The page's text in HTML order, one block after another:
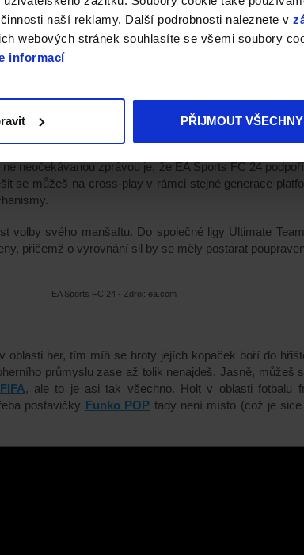
naší reklamy. Další podrobnosti naleznete v
webových stránek souhlasíte se všemi soubory
informací
PŘIJMOUT VŠECHNY
multiplayer
nabídne hráčům českou lokalizaci a EA Sports FC
neočekávanou zprávou je, že EA Sports FC 24 podpoří
se můžeš na cross-play v rámci stejné generace
volby svého manšaftu. Do společné ligy Ultimate
přičemž o vyrovnání sil by se měly postarat
EA Sports FC 24 - Zdroj: ea.com
oblasti her, tím míň se hroty jejích kopaček boří do
průmyslu zase až tolik nenajdeš. Jasně, můžeš
, ale to je asi tak všechno. Holt v oblasti fotbalu
postavičky Funko POP tady není místo (což je